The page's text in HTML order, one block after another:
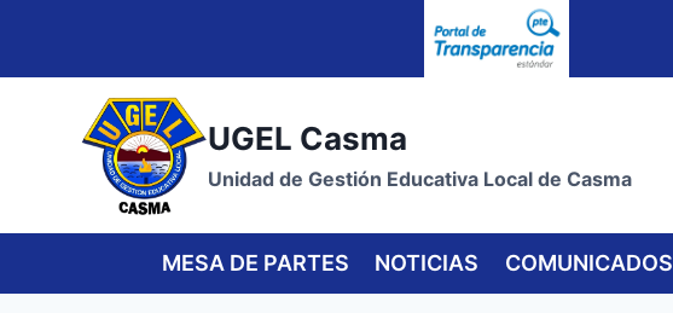
content
UGEL Casma
Unidad de Gestión Educativa Local de Casma
MESA DE PARTES NOTICIAS COMUNICADOS